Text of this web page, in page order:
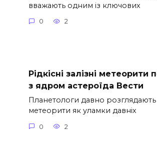
вважають одним із ключових
0 2
Рідкісні залізні метеорити
з ядром астероїда Вести
Планетологи давно розглядають
метеорити як уламки давніх
0 2